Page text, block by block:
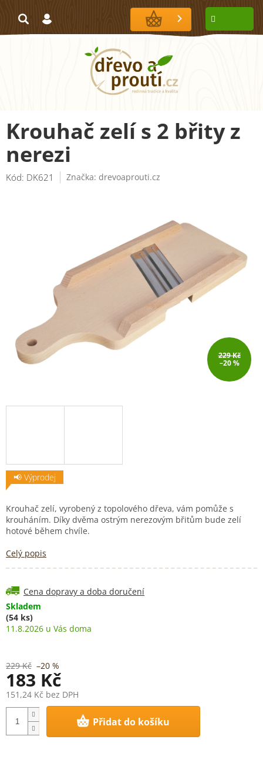
NÁKUPNÍ
KOŠÍK
Krouhač zelí s 2 břity z
nerezi
Kód: DK621 Značka: drevoaprouti.cz
229 Kč
–20 %
📢 Výprodej
Krouhač zelí, vyrobený z topolového dřeva, vám pomůže s
krouháním. Díky dvěma ostrým nerezovým břitům bude zelí
hotové během chvíle.
Celý popis
Skladem
(54 ks)
11.8.2026
Cena dopravy a doba doručení
229 Kč –20 %
183 Kč
151,24 Kč bez DPH
Měrná
cena:
Přidat do košíku